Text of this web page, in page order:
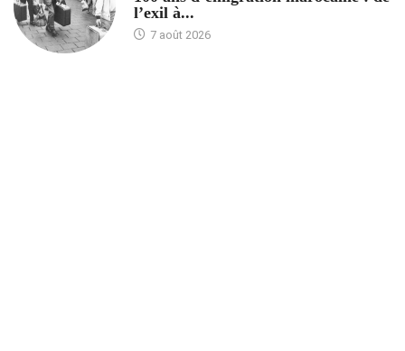
l’exil à...
7 août 2026